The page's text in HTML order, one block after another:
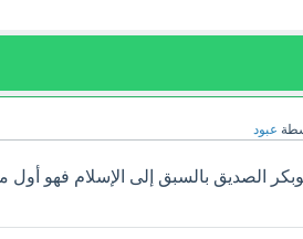
عبود
الصديق بالسبق إلى الإسلام فهو